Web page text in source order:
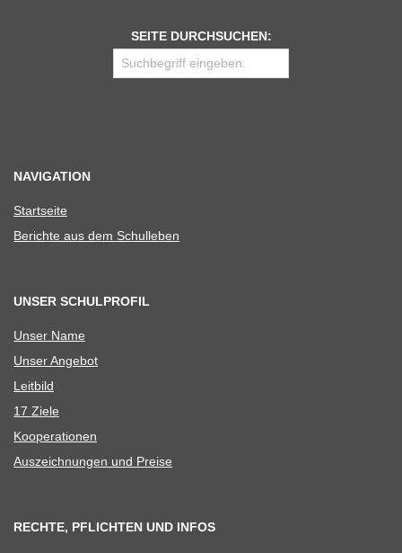
SEITE DURCHSUCHEN:
NAVIGATION
Start­seite
Berichte aus dem Schulleben
UNSER SCHULPROFIL
Unser Name
Unser Ange­bot
Leit­bild
17 Ziele
Koope­ra­tio­nen
Aus­zeich­nun­gen und Preise
RECHTE, PFLICHTEN UND INFOS